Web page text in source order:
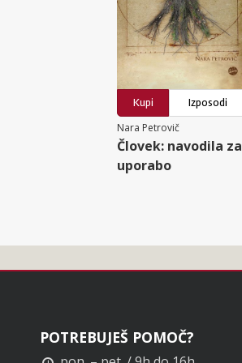
Kupi
Izposodi
Nara Petrovič
Človek: navodila za
uporabo
POTREBUJEŠ POMOČ?